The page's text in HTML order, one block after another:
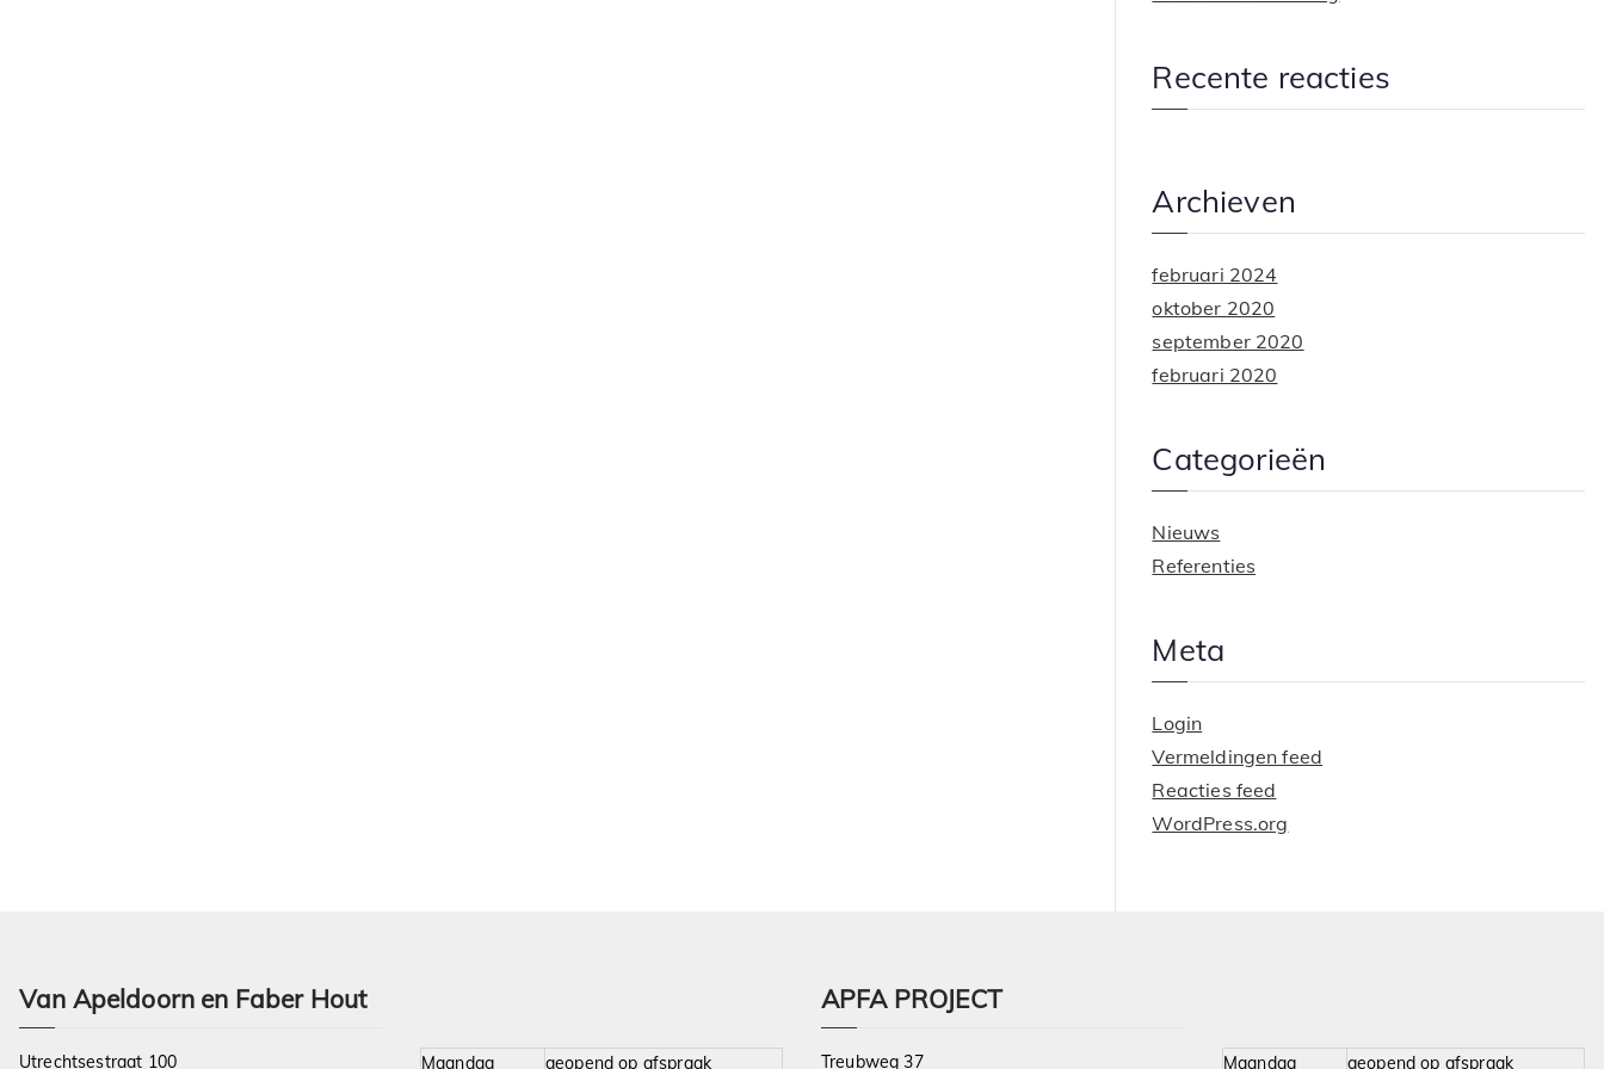
Recente reacties
Archieven
februari 2024
oktober 2020
september 2020
februari 2020
Categorieën
Nieuws
Referenties
Meta
Login
Vermeldingen feed
Reacties feed
WordPress.org
Van Apeldoorn en Faber Hout
Utrechtsestraat 100 Maandag geopend op afspraak
APFA PROJECT
Treubweg 37 Maandag geopend op afspraak